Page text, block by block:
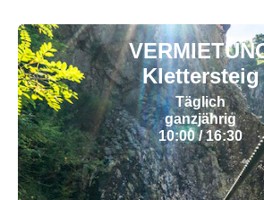
Klettersteig
Täglich
ganzjährig
10:00 / 16:30